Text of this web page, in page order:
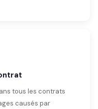
tous les contrats
causés par